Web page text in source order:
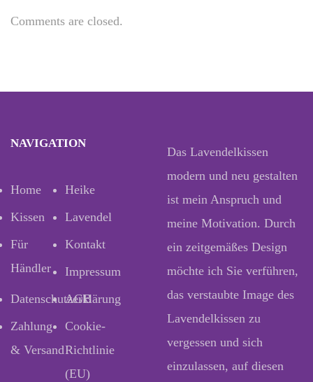
Comments are closed.
NAVIGATION
Home
Heike
Kissen
Lavendel
Für
Händler
Kontakt
Impressum
Datenschutzerklärung
AGB
Zahlung
& Versand
Cookie-
Richtlinie
(EU)
Das Lavendelkissen
modern und neu gestalten
ist mein Anspruch und
meine Motivation. Durch
ein zeitgemäßes Design
möchte ich Sie verführen,
das verstaubte Image des
Lavendelkissen zu
vergessen und sich
einzulassen, auf diesen